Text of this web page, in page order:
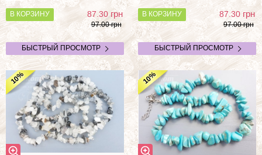
В КОРЗИНУ 87.30грн
97.00 грн
БЫСТРЫЙ ПРОСМОТР
В КОРЗИНУ 87.30грн
97.00 грн
БЫСТРЫЙ ПРОСМОТР
10% 10%